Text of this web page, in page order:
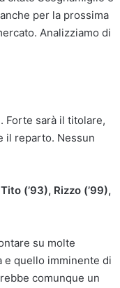
per la prossima
Analizziamo di
Forte sarà il titolare,
il reparto. Nessun
(’93), Rizzo (’99),
su molte
e quello imminente di
comunque un